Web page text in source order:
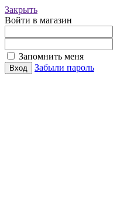
Закрыть
Войти в магазин
Запомнить меня
Забыли пароль